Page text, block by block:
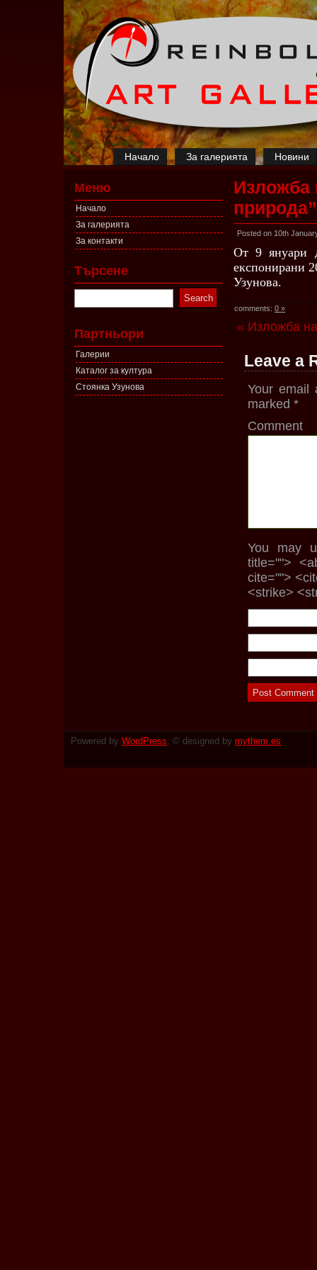
Начало За галерията Новини
Меню
Начало
За галерията
За контакти
Търсене
Партньори
Галерии
Каталог за култура
Стоянка Узунова
Изложба
Posted on 10th
От 9 януари
експонирани
Узунова.
comments: 0 »
« Изложба
Leave a
Your email
marked *
Comment
You may
title="">
cite="">
<strike>
Powered by WordPress. © designed by mythem.es